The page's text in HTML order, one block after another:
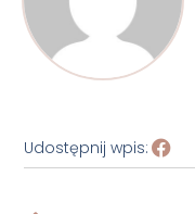
Udostępnij wpis: